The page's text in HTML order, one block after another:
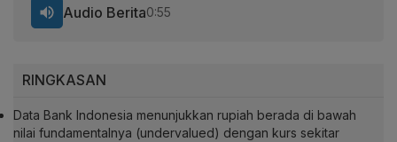
RINGKASAN
Data Bank Indonesia menunjukkan rupiah berada di bawah
nilai fundamentalnya (undervalued) dengan kurs sekitar
Audio Berita0:55